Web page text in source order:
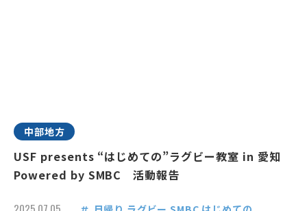
中部地方
USF presents “はじめての”ラグビー教室 in 愛知
Powered by SMBC 活動報告